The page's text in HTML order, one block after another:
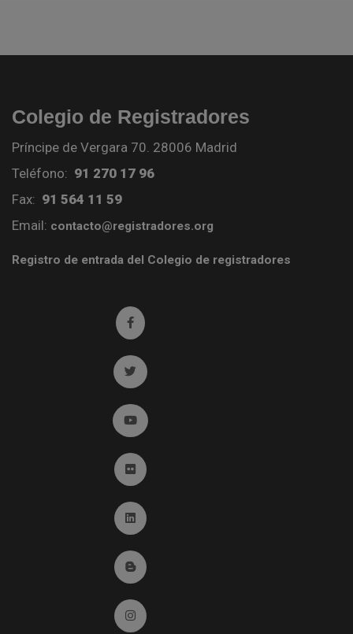
Colegio de Registradores
Príncipe de Vergara 70. 28006 Madrid
Teléfono: 91 270 17 96
Fax: 91 564 11 59
Email: contacto@registradores.org
Registro de entrada del Colegio de registradores
Ir a facebook (abre en ventana nueva)
Ir a twitter (abre en ventana nueva)
Ir a YouTube (abre en ventana nueva)
Ir a Flickr (abre en ventana nueva)
Ir a Linkedin (abre en ventana nueva)
Ir al Blog (abre en ventana nueva)
Ir a Instagram (abre en ventana nueva)